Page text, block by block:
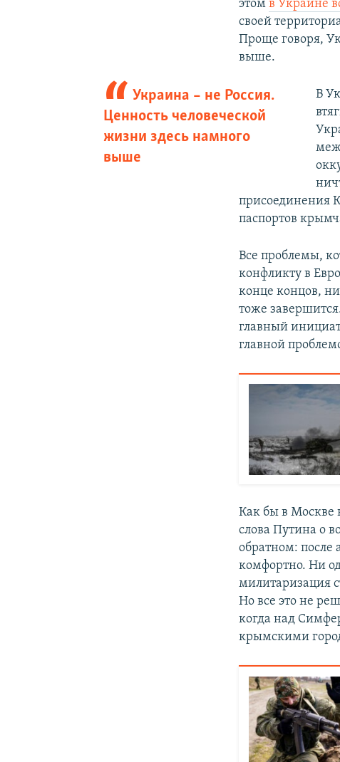
этомв Украине
своей
Проще говоря,
выше.
Украина – не Россия.
Ценность человеческой
жизни здесь намного
выше
В
присоединения
паспортов
Все проблемы,
конфликту в
конце концов,
тоже
главный
главной
Как бы в Москве
слова Путина о
обратном: после
комфортно. Ни
милитаризация
Но все это не
когда над
крымскими